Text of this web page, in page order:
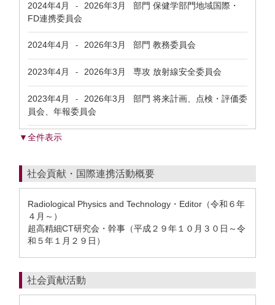
2024年4月 - 2026年3月
部門 保健学部門地域国際・
FD連携委員会
2024年4月 - 2026年3月 部門 教務委員会
2023年4月 - 2026年3月 専攻 放射線安全委員会
2023年4月 - 2026年3月
部門 将来計画、点検・評価委
員会、年報委員会
▼全件表示
社会貢献・国際連携活動概要
Radiological Physics and Technology・Editor（令和６年
４月～）
超高精細CT研究会・幹事（平成２９年１０月３０日～令
和５年１月２９日）
社会貢献活動